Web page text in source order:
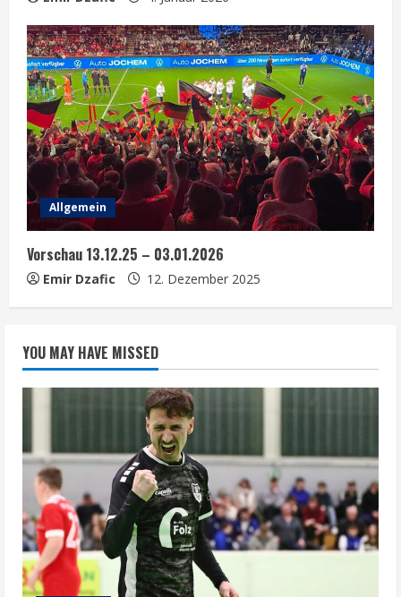
Allgemein
Vorschau 13.12.25 – 03.01.2026
Emir Dzafic 12. Dezember 2025
YOU MAY HAVE MISSED